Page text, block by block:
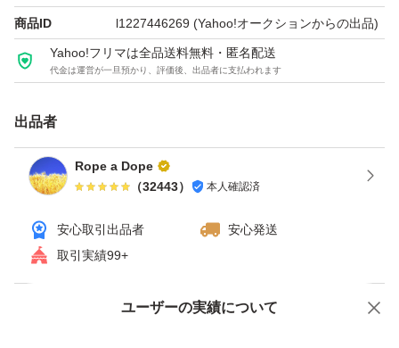
可能であれば作成して出品します。
接続ゴムホース（Ｌ字型またはストレート）ご希望の場合
は＋300円でまとめて別出品可能です。
クーポン使える場合、使うとお得です。ヤフオクは「ゴー
ルドクーポン」。 月による場合ありますが週末（土・
日）にもらえる事が多いです。 カテゴリ限定等、実施し
ていない場合ありますので期間・価格など条件の詳細は検
索して確認してください。 獲得しないと使えませんので
ーポン(5%OFF)は終了した可能性高いです。
商品ID l1227446269 (Yahoo!オークションからの出品)
Yahoo!フリマは全品送料無料・匿名配送
代金は運営が一旦預かり、評価後、出品者に支払われます
出品者
Rope a Dope
（32443） 本人確認済
安心取引出品者
安心発送
取引実績99+
ユーザーの実績について
Yahoo!オークションで出品した商品のため一部機能は利用できません